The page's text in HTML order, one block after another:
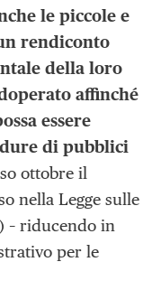
le piccole e
rendiconto
della loro
affinché
essere
di pubblici
ottobre il
nella Legge sulle
– riducendo in
per le